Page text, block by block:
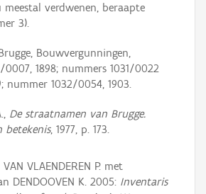
verdwenen, beraapte
3).
Bouwvergunningen,
0007, 1898; nummers 1031/0022
nummer 1032/0054, 1903.
De straatnamen van Brugge.
betekenis, 1977, p. 173.
VLAENDEREN P. met
DENDOOVEN K. 2005: Inventaris